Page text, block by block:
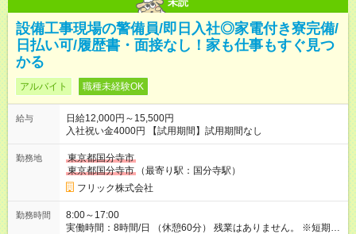
設備工事現場の警備員/即日入社◎家電付き寮完備/
日払い可/履歴書・面接なし！家も仕事もすぐ見つ
かる
アルバイト 職種未経験OK
給与
日給12,000円～15,500円
入社祝い金4000円 【試用期間】試用期間なし
勤務地
東京都国分寺市
東京都国分寺市
（最寄り駅：国分寺駅）
フリック株式会社
勤務時間
8:00～17:00
実働時間：8時間/日 （休憩60分） 残業はありません。 ※短期の